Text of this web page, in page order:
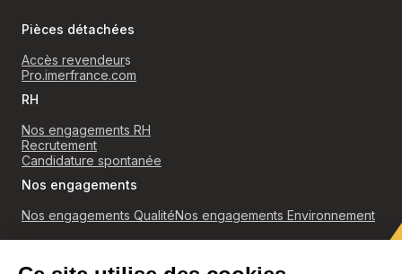
Pièces détachées
Accès revendeurs
Pro.imerfrance.com
RH
Nos engagements RH
Recrutement
Candidature spontanée
Nos engagements
Nos engagements QualitéNos engagements Environnement